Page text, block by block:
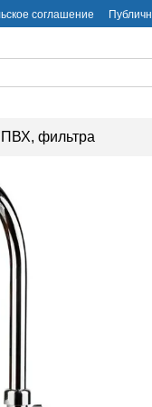
соглашение
фильтра